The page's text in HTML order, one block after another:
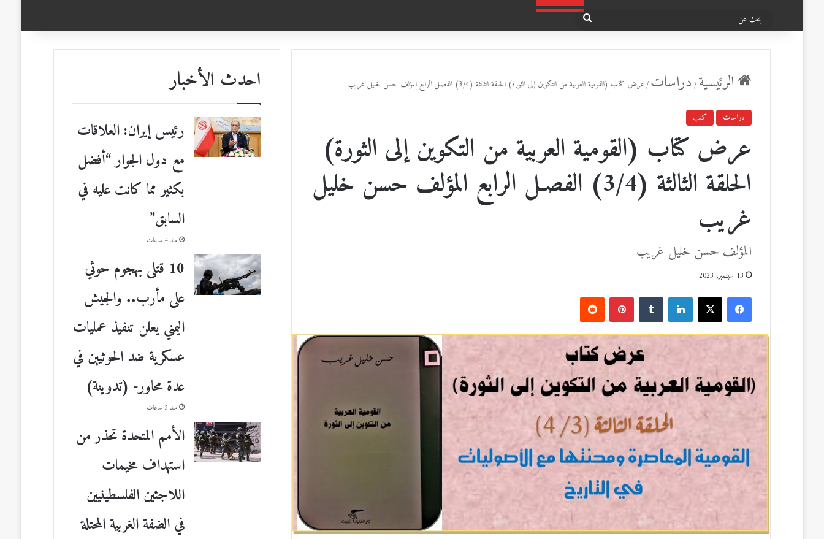
بحث
الرئيسية/ دراسات/عرض كتاب (القومية العربية من التكوين إلى الثورة) الحلقة الثالثة (3/4) الفصـل الرابع المؤلف حسن خليل غريب
دراسات كتب
عرض كتاب (القومية العربية من التكوين إلى الثورة)
الحلقة الثالثة (3/4) الفصـل الرابع المؤلف حسن خليل
غريب
المؤلف حسن خليل غريب
13 سبتمبر، 2023
ي
ب
ك
X
ي
ك
د
إ
T
u
m
b
l
r
ي
ن
ت
ي
ر
ي
R
e
d
d
i
t
احدث الأخبار
رئيس إيران: العلاقات
مع دول الجوار “أفضل
بكثير مما كانت عليه في
السابق”
منذ 4 ساعات
10 قتلى بهجوم حوثي
على مأرب.. والجيش
اليمني يعلن تنفيذ عمليات
عسكرية ضد الحوثيين في
عدة محاور- (تدوينة)
منذ 5 ساعات
الأمم المتحدة تحذر من
استهداف مخيمات
اللاجئين الفلسطينيين
في الضفة الغربية المحتلة